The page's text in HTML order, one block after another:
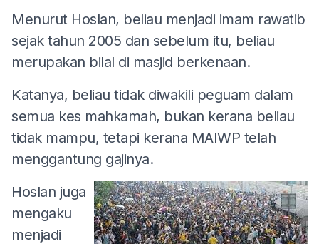
Menurut Hoslan, beliau menjadi imam rawatib
sejak tahun 2005 dan sebelum itu, beliau
merupakan bilal di masjid berkenaan.
Katanya, beliau tidak diwakili peguam dalam
semua kes mahkamah, bukan kerana beliau
tidak mampu, tetapi kerana MAIWP telah
menggantung gajinya.
Hoslan juga
mengaku
menjadi